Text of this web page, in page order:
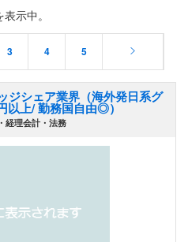
示中。
3 4 5
ジシェア業界（海外発日系グ
以上/ 勤務国自由◎）
経理会計・法務